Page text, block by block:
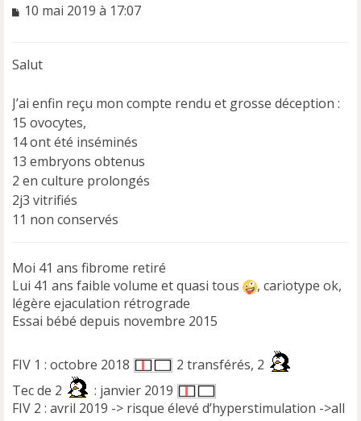
M
a
e
n
o
n
l
u
10 mai 2019 à 17:07
Salut
J’ai enfin reçu mon compte rendu et grosse déception :
15 ovocytes,
14 ont été inséminés
13 embryons obtenus
2 en culture prolongés
2j3 vitrifiés
11 non conservés
Moi 41 ans fibrome retiré
Lui 41 ans faible volume et quasi tous
, cariotype ok,
légère ejaculation rétrograde
Essai bébé depuis novembre 2015
FIV 1 : octobre 2018
2 transférés, 2
Tec de 2
: janvier 2019
FIV 2 : avril 2019 -> risque élevé d’hyperstimulation ->all